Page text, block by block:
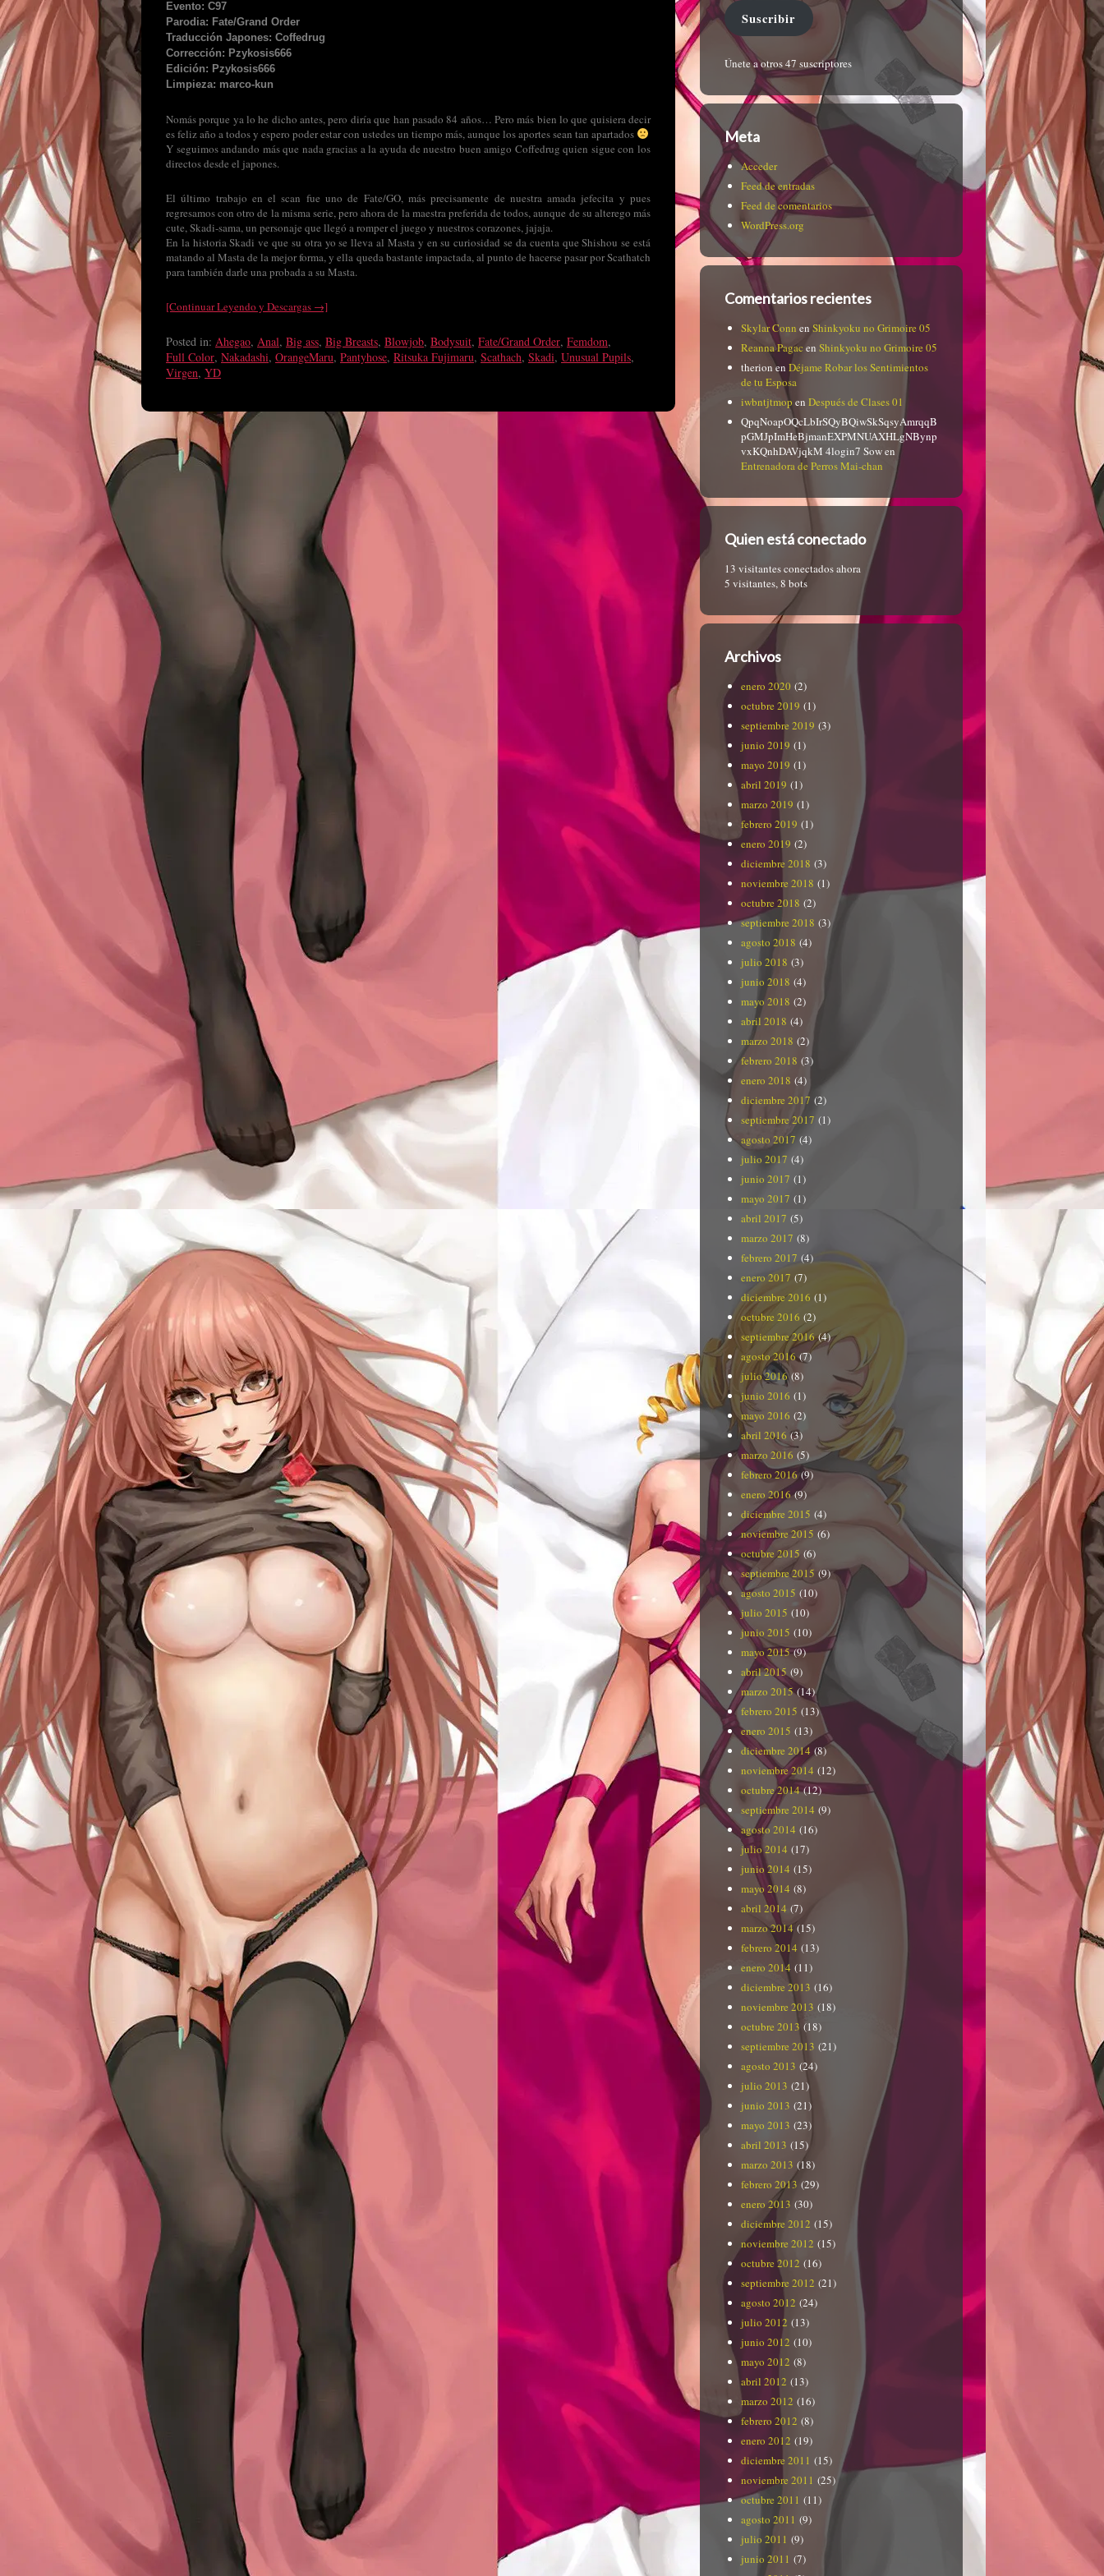
Evento: C97
Parodia: Fate/Grand Order
Traducción Japones: Coffedrug
Corrección: Pzykosis666
Edición: Pzykosis666
Limpieza: marco-kun
Nomás porque ya lo he dicho antes, pero diría que han pasado 84 años… Pero más bien lo que quisiera decir
es feliz año a todos y espero poder estar con ustedes un tiempo más, aunque los aportes sean tan apartados
Y seguimos andando más que nada gracias a la ayuda de nuestro buen amigo Coffedrug quien sigue con los
directos desde el japones.
El último trabajo en el scan fue uno de Fate/GO, más precisamente de nuestra amada jefecita y pues
regresamos con otro de la misma serie, pero ahora de la maestra preferida de todos, aunque de su alterego más
cute, Skadi-sama, un personaje que llegó a romper el juego y nuestros corazones, jajaja.
En la historia Skadi ve que su otra yo se lleva al Masta y en su curiosidad se da cuenta que Shishou se está
matando al Masta de la mejor forma, y ella queda bastante impactada, al punto de hacerse pasar por Scathatch
para también darle una probada a su Masta.
[Continuar Leyendo y Descargas →]
Posted in: Ahegao, Anal, Big ass, Big Breasts, Blowjob, Bodysuit, Fate/Grand Order, Femdom,
Full Color, Nakadashi, OrangeMaru, Pantyhose, Ritsuka Fujimaru, Scathach, Skadi, Unusual Pupils,
Virgen, YD
Suscribir
Únete a otros 47 suscriptores
Meta
Acceder
Feed de entradas
Feed de comentarios
WordPress.org
Comentarios recientes
Skylar Conn en Shinkyoku no Grimoire 05
Reanna Pagac en Shinkyoku no Grimoire 05
therionen Déjame Robar los Sentimientos
de tu Esposa
iwbntjtmop en Después de Clases 01
QpqNoapOQcLbIrSQyBQiwSkSqsyAmrqqB
pGMJpImHeBjmanEXPMNUAXHLgNBynp
vxKQnhDAVjqkM 4login7 Sowen
Entrenadora de Perros Mai-chan
Quien está conectado
13 visitantes conectados ahora
5 visitantes,8 bots
Archivos
enero 2020 (2)
octubre 2019 (1)
septiembre 2019 (3)
junio 2019 (1)
mayo 2019 (1)
abril 2019 (1)
marzo 2019 (1)
febrero 2019 (1)
enero 2019 (2)
diciembre 2018 (3)
noviembre 2018 (1)
octubre 2018 (2)
septiembre 2018 (3)
agosto 2018 (4)
julio 2018 (3)
junio 2018 (4)
mayo 2018 (2)
abril 2018 (4)
marzo 2018 (2)
febrero 2018 (3)
enero 2018 (4)
diciembre 2017 (2)
septiembre 2017 (1)
agosto 2017 (4)
julio 2017 (4)
junio 2017 (1)
mayo 2017 (1)
abril 2017 (5)
marzo 2017 (8)
febrero 2017 (4)
enero 2017 (7)
diciembre 2016 (1)
octubre 2016 (2)
septiembre 2016(4)
agosto 2016(7)
julio 2016(8)
junio 2016 (1)
mayo 2016 (2)
abril 2016 (3)
marzo 2016 (5)
febrero 2016(9)
enero 2016(9)
diciembre 2015 (4)
noviembre 2015 (6)
octubre 2015 (6)
septiembre 2015 (9)
agosto 2015 (10)
julio 2015 (10)
junio 2015 (10)
mayo 2015(9)
abril 2015 (9)
marzo 2015(14)
febrero 2015 (13)
enero 2015 (13)
diciembre 2014 (8)
noviembre 2014 (12)
octubre 2014(12)
septiembre 2014 (9)
agosto 2014 (16)
julio 2014 (17)
junio 2014 (15)
mayo 2014 (8)
abril 2014 (7)
marzo 2014 (15)
febrero 2014 (13)
enero 2014 (11)
diciembre 2013 (16)
noviembre 2013 (18)
octubre 2013 (18)
septiembre 2013 (21)
agosto 2013 (24)
julio 2013 (21)
junio 2013 (21)
mayo 2013 (23)
abril 2013 (15)
marzo 2013 (18)
febrero 2013 (29)
enero 2013 (30)
diciembre 2012 (15)
noviembre 2012 (15)
octubre 2012 (16)
septiembre 2012 (21)
agosto 2012 (24)
julio 2012 (13)
junio 2012 (10)
mayo 2012 (8)
abril 2012 (13)
marzo 2012 (16)
febrero 2012 (8)
enero 2012 (19)
diciembre 2011 (15)
noviembre 2011 (25)
octubre 2011 (11)
agosto 2011 (9)
julio 2011 (9)
junio 2011 (7)